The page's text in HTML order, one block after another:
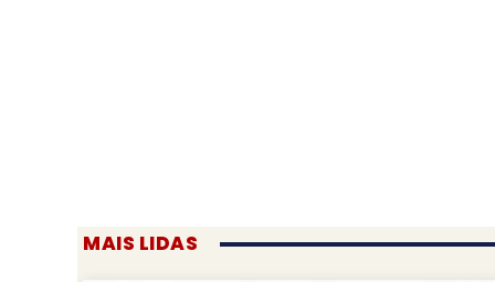
MAIS LIDAS